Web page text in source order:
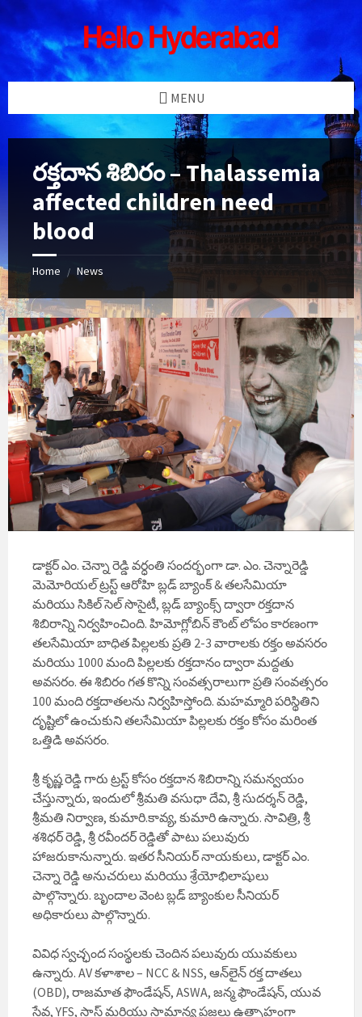
Skip
to
content
Skip
to
left
sidebar
Skip
to
right
sidebar
Skip
to
footer
MENU
రక్తదాన శిబిరం – Thalassemia
affected children need
blood
Home / News
డాక్టర్ ఎం. చెన్నా రెడ్డి వర్ధంతి సందర్భంగా డా. ఎం. చెన్నారెడ్డి
మెమోరియల్ ట్రస్ట్ ఆరోహి బ్లడ్ బ్యాంక్ & తలసేమియా
మరియు సికిల్ సెల్ సొసైటీ, బ్లడ్ బ్యాంక్స్ ద్వారా రక్తదాన
శిబిరాన్ని నిర్వహించింది. హిమోగ్లోబిన్ కౌంట్ లోపం కారణంగా
తలసేమియా బాధిత పిల్లలకు ప్రతి 2-3 వారాలకు రక్తం అవసరం
మరియు 1000 మంది పిల్లలకు రక్తదానం ద్వారా మద్దతు
అవసరం. ఈ శిబిరం గత కొన్ని సంవత్సరాలుగా ప్రతి సంవత్సరం
100 మంది రక్తదాతలను నిర్వహిస్తోంది. మహమ్మారి పరిస్థితిని
దృష్టిలో ఉంచుకుని తలసేమియా పిల్లలకు రక్తం కోసం మరింత
ఒత్తిడి అవసరం.
శ్రీ కృష్ణ రెడ్డి గారు ట్రస్ట్ కోసం రక్తదాన శిబిరాన్ని సమన్వయం
చేస్తున్నారు, ఇందులో శ్రీమతి వసుధా దేవి, శ్రీ సుదర్శన్ రెడ్డి,
శ్రీమతి నిర్వాణ, కుమారి.కావ్య, కుమారి ఉన్నారు. సావిత్రి, శ్రీ
శశిధర్ రెడ్డి, శ్రీ రవీందర్ రెడ్డితో పాటు పలువురు
హాజరుకానున్నారు. ఇతర సీనియర్ నాయకులు, డాక్టర్ ఎం.
చెన్నా రెడ్డి అనుచరులు మరియు శ్రేయోభిలాషులు
పాల్గొన్నారు. బృందాల వెంట బ్లడ్ బ్యాంకుల సీనియర్
అధికారులు పాల్గొన్నారు.
వివిధ స్వచ్ఛంద సంస్థలకు చెందిన పలువురు యువకులు
ఉన్నారు. AV కళాశాల – NCC & NSS, ఆన్‌లైన్ రక్త దాతలు
(OBD), రాజమాత ఫౌండేషన్, ASWA, జన్మ ఫౌండేషన్, యువ
సేవ, YFS, స్టాస్ మరియు సామాన్య ప్రజలు ఉత్సాహంగా